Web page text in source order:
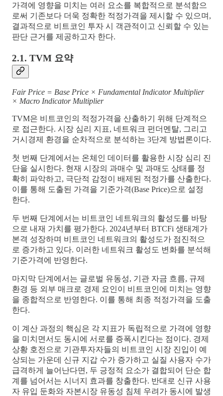
가격에 영향을 미치는 여러 요소를 복합적으로 분석함으
로써 기존보다 더욱 정확한 적정가격을 제시할 수 있으며,
결과적으로 비트코인 투자 시 객관적이고 신뢰할 수 있는
판단 근거를 제공하고자 한다.
2.1. TVM 요약
Fair Price = Base Price × Fundamental Indicator Multiplier
× Macro Indicator Multiplier
TVM은 비트코인의 적정가격을 산출하기 위해 단계적으
로 접근한다. 시장 심리 지표, 네트워크 펀더멘탈, 그리고
거시경제 환경을 순차적으로 분석하는 3단계 방법론이다.
첫 번째 단계에서는 온체인 데이터를 활용한 시장 심리 진
단을 실시한다. 현재 시장의 과매수 및 과매도 상태를 정
확히 파악하고, 극단적 감정이 배제된 적정가를 산출한다.
이를 통해 도출된 가격을 기준가격(Base Price)으로 설정
한다.
두 번째 단계에서는 비트코인 네트워크의 활성도를 바탕
으로 내재 가치를 평가한다. 2024년부터 BTCFi 생태계가
본격 성장하며 비트코인 네트워크의 활성도가 점진적으
로 증가하고 있다. 이러한 네트워크 활성도 변화를 분석해
기준가격에 반영한다.
마지막 단계에서는 글로벌 유동성, 기관 자금 흐름, 규제
환경 등 외부 매크로 경제 요인이 비트코인에 미치는 영향
을 종합적으로 반영한다. 이를 통해 최종 적정가격을 도출
한다.
이 계산 과정의 핵심은 각 지표가 독립적으로 가격에 영향
을 미치면서도 동시에 서로를 증폭시킨다는 점이다. 경제
상황 호전으로 기관투자자들의 비트코인 시장 진입이 예
상되는 가운데 신규 지갑 수가 증가하고 실질 사용자 수가
급격하게 늘어난다면, 두 긍정적 요소가 결합되어 단순 합
계를 넘어서는 시너지 효과를 창출한다. 반대로 신규 사용
자 유입 둔화와 자본시장 유동성 침체 우려가 동시에 발생